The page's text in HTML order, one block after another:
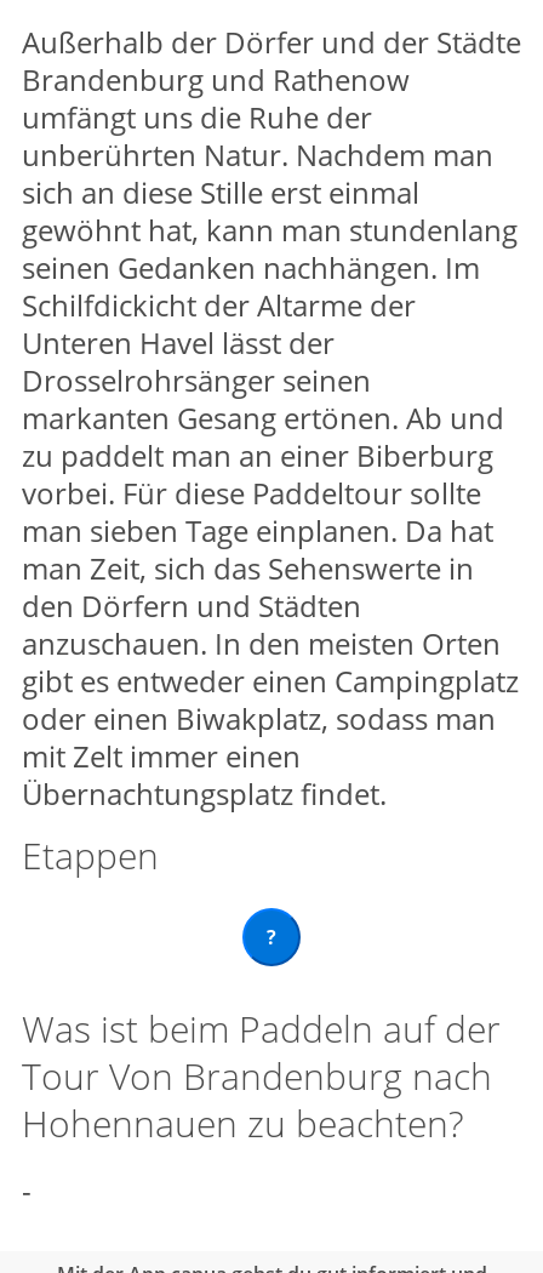
Außerhalb der Dörfer und der Städte
Brandenburg und Rathenow
umfängt uns die Ruhe der
unberührten Natur. Nachdem man
sich an diese Stille erst einmal
gewöhnt hat, kann man stundenlang
seinen Gedanken nachhängen. Im
Schilfdickicht der Altarme der
Unteren Havel lässt der
Drosselrohrsänger seinen
markanten Gesang ertönen. Ab und
zu paddelt man an einer Biberburg
vorbei. Für diese Paddeltour sollte
man sieben Tage einplanen. Da hat
man Zeit, sich das Sehenswerte in
den Dörfern und Städten
anzuschauen. In den meisten Orten
gibt es entweder einen Campingplatz
oder einen Biwakplatz, sodass man
mit Zelt immer einen
Übernachtungsplatz findet.
Etappen
?
Was ist beim Paddeln auf der
Tour Von Brandenburg nach
Hohennauen zu beachten?
-